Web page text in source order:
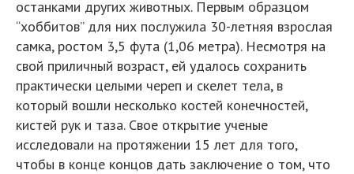
останками других животных. Первым образцом
“хоббитов” для них послужила 30-летняя взрослая
самка, ростом 3,5 фута (1,06 метра). Несмотря на
свой приличный возраст, ей удалось сохранить
практически целыми череп и скелет тела, в
который вошли несколько костей конечностей,
кистей рук и таза. Свое открытие ученые
исследовали на протяжении 15 лет для того,
чтобы в конце концов дать заключение о том, что